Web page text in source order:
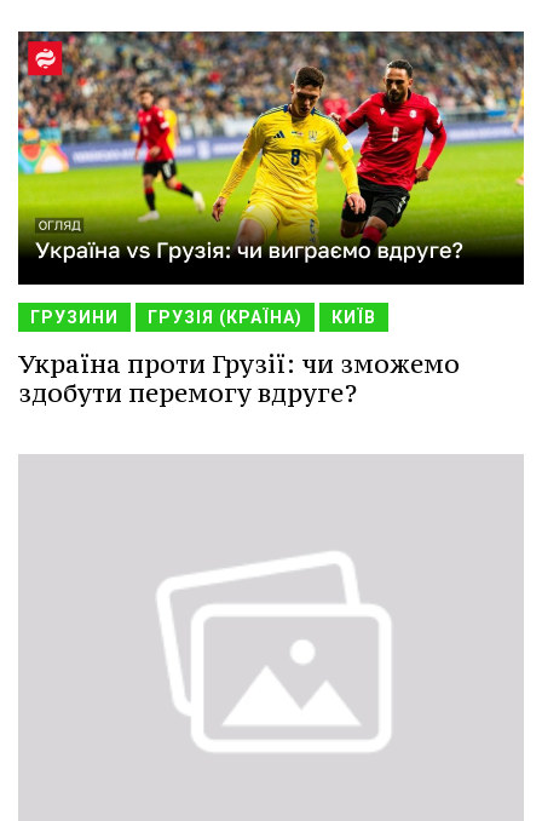
ГРУЗИНИ ГРУЗІЯ (КРАЇНА) КИЇВ
Україна проти Грузії: чи зможемо
здобути перемогу вдруге?